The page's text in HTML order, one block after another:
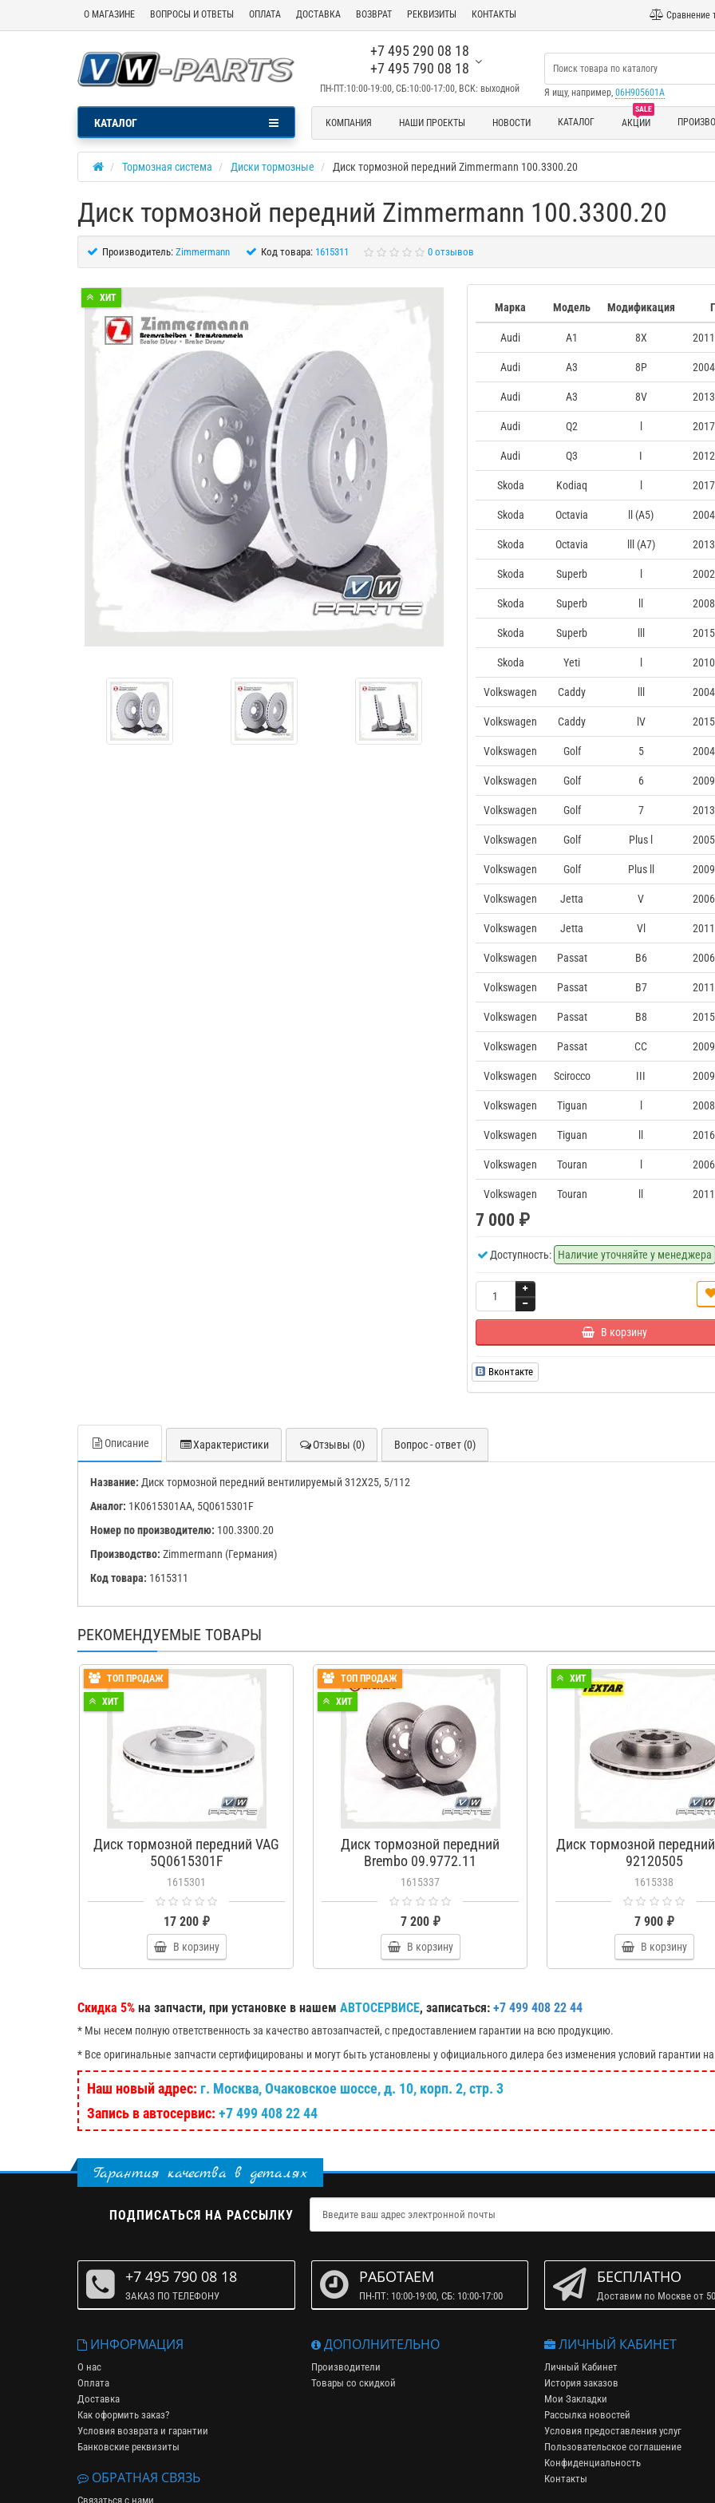
О МАГАЗИНЕ ВОПРОСЫ И ОТВЕТЫ ОПЛАТА ДОСТАВКА ВОЗВРАТ РЕКВИЗИТЫ КОНТАКТЫ Сравнение
+7 495 290 08 18
+7 495 790 08 18
ПН-ПТ:10:00-19:00, СБ:10:00-17:00, ВСК: выходной Я ищу, например, 06H905601A
КАТАЛОГ КОМПАНИЯ НАШИ ПРОЕКТЫ НОВОСТИ КАТАЛОГ
SALE
АКЦИИ
Тормозная система Диски тормозные Диск тормозной передний Zimmermann 100.3300.20
Диск тормозной передний Zimmermann 100.3300.20
Производитель: Zimmermann Код товара: 1615311 0 отзывов
ХИТ
Марка Модель Модификация
Audi A1 8X
Audi A3 8P
Audi A3 8V
Audi Q2
Audi Q3 I
Skoda Kodiaq
Skoda Octavia ll (A5)
Skoda Octavia lll (A7)
Skoda Superb
Skoda Superb
Skoda Superb
Skoda Yeti
Volkswagen Caddy
Volkswagen Caddy lV
Volkswagen Golf 5
Volkswagen Golf 6
Volkswagen Golf 7
Volkswagen Golf Plus l
Volkswagen Golf Plus ll
Volkswagen Jetta V
Volkswagen Jetta Vl
Volkswagen Passat B6
Volkswagen Passat B7
Volkswagen Passat B8
Volkswagen Passat CC
Volkswagen Scirocco III
Volkswagen Tiguan
Volkswagen Tiguan
Volkswagen Touran
Volkswagen Touran
7 000 ₽
Доступность: Наличие уточняйте у менеджера
В корзину
Вконтакте
Описание Характеристики Отзывы (0) Вопрос - ответ (0)
Название: Диск тормозной передний вентилируемый 312X25, 5/112
Аналог: 1K0615301AA, 5Q0615301F
Номер по производителю: 100.3300.20
Производство: Zimmermann (Германия)
Код товара: 1615311
РЕКОМЕНДУЕМЫЕ ТОВАРЫ
ТОП ПРОДАЖ
ХИТ
Диск тормозной передний VAG
5Q0615301F
1615301
17 200 ₽
В корзину
ТОП ПРОДАЖ
ХИТ
Диск тормозной передний
Brembo 09.9772.11
1615337
7 200 ₽
В корзину
ХИТ
Диск тормозной
92120505
1615338
7 900 ₽
В корзину
Скидка 5% на запчасти, при установке в нашем АВТОСЕРВИСЕ, записаться: +7 499 408 22 44
* Мы несем полную ответственность за качество автозапчастей, с предоставлением гарантии на всю продукцию.
* Все оригинальные запчасти сертифицированы и могут быть установлены у официального дилера без изменения условий гарантии
Наш новый адрес: г. Москва, Очаковское шоссе, д. 10, корп. 2, стр. 3
Запись в автосервис: +7 499 408 22 44
Гарантия качества в деталях
ПОДПИСАТЬСЯ НА РАССЫЛКУ
+7 495 790 08 18
ЗАКАЗ ПО ТЕЛЕФОНУ
РАБОТАЕМ
ПН-ПТ: 10:00-19:00, СБ: 10:00-17:00
БЕСПЛАТНО
Доставим по Москве от
ИНФОРМАЦИЯ
О нас
Оплата
Доставка
Как оформить заказ?
Условия возврата и гарантии
Банковские реквизиты
ОБРАТНАЯ СВЯЗЬ
Связаться с нами
ДОПОЛНИТЕЛЬНО
Производители
Товары со скидкой
ЛИЧНЫЙ КАБИНЕТ
Личный Кабинет
История заказов
Мои Закладки
Рассылка новостей
Условия предоставления услуг
Пользовательское соглашение
Конфиденциальность
Контакты